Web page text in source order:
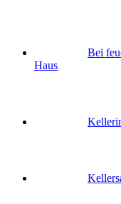
Bei
Haus